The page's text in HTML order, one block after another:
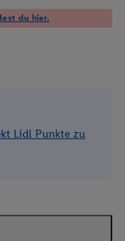
du hier.
Lidl Punkte zu